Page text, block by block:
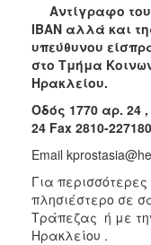
Αντίγραφο
ΙΒΑΝ αλλά και
υπεύθυνου
στο Τμήμα
Ηρακλείου.
Οδός 1770 αρ. 24 ,
24 Fax 2810-227180
Email
Για
πλησιέστερο σε
Τράπεζας ή με
Ηρακλείου .